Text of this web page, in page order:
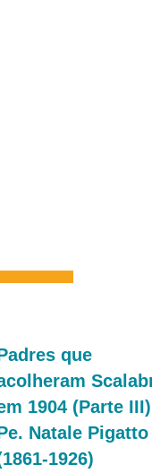
que
1904 (Parte
Natale Pigatto
1926)